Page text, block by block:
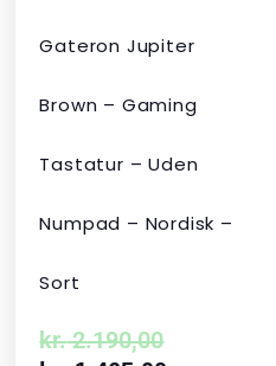
Gateron Jupiter
Brown – Gaming
Tastatur – Uden
Numpad – Nordisk –
Sort
kr.2.190,00